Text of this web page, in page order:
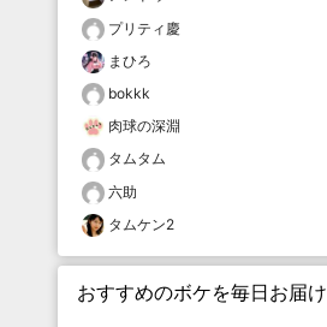
プリティ慶
まひろ
bokkk
肉球の深淵
タムタム
六助
タムケン2
おすすめのボケを毎日お届け